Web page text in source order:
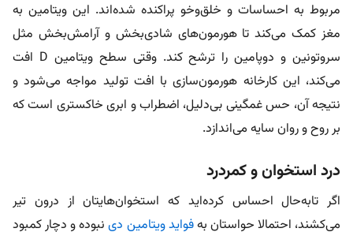
مربوط به احساسات و خلق‌وخو پراکنده شده‌اند. این ویتامین به
مغز کمک می‌کند تا هورمون‌های شادی‌بخش و آرامش‌بخش مثل
سروتونین و دوپامین را ترشح کند. وقتی سطح ویتامین D افت
می‌کند، این کارخانه هورمون‌سازی با افت تولید مواجه می‌شود و
نتیجه آن، حس غمگینی بی‌دلیل، اضطراب و ابری خاکستری است که
بر روح و روان سایه می‌اندازد.
درد استخوان و کمردرد
اگر تابه‌حال احساس کرده‌اید که استخوان‌هایتان از درون تیر
می‌کشند، احتمالا حواستان بهفواید ویتامین دینبوده و دچار کمبود